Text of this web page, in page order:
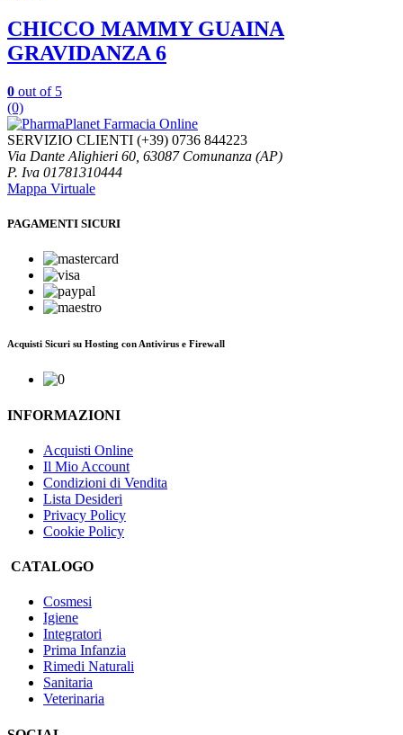
CHICCO MAMMY GUAINA
GRAVIDANZA 6
0 out of 5
(0)
SERVIZIO CLIENTI (+39) 0736 844223
Via Dante Alighieri 60, 63087 Comunanza (AP)
P. Iva 01781310444
Mappa Virtuale
PAGAMENTI SICURI
Acquisti Sicuri su Hosting con Antivirus e Firewall
INFORMAZIONI
Acquisti Online
Il Mio Account
Condizioni di Vendita
Lista Desideri
Privacy Policy
Cookie Policy
CATALOGO
Cosmesi
Igiene
Integratori
Prima Infanzia
Rimedi Naturali
Sanitaria
Veterinaria